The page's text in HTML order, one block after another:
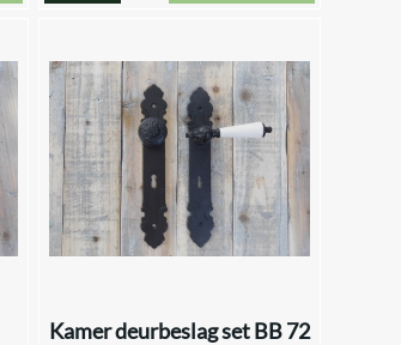
Kamer deurbeslag set BB 72